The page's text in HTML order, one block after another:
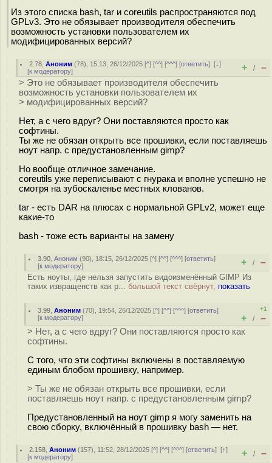
Из этого списка bash, tar и coreutils распространяются под
GPLv3. Это не обязывает производителя обеспечить
возможность установки пользователем их
модифицированных версий?
2.78 ,Аноним (78), 15:13, 26/12/2025 [^] [^^] [^^^] [ответить][↓]
[к модератору] + / –
> Это не обязывает производителя обеспечить
возможность установки пользователем их
> модифицированных версий?
Нет, а с чего вдруг? Они поставляются просто как
софтины.
Ты же не обязан открыть все прошивки, если поставляешь
ноут напр. с предустановленным gimp?
Но вообще отличное замечание.
coreutils уже переписывают с гнурака и вполне успешно не
смотря на зубоскаленье местных клованов.
tar - есть DAR на плюсах с нормальной GPLv2, может еще
какие-то
bash - тоже есть варианты на замену
3.90 ,Аноним (90), 18:15, 26/12/2025 [^] [^^] [^^^] [ответить]
[к модератору] + / –
Есть ноуты, где нельзя запустить видоизменённый GIMP Из
таких извращенств как р... большой текст свёрнут, показать
3.99 ,Аноним (70), 19:54, 26/12/2025 [^] [^^] [^^^] [ответить]
[к модератору]
+1
+ / –
> Нет, а с чего вдруг? Они поставляются просто как
софтины.
С того, что эти софтины включены в поставляемую
единым блобом прошивку, например.
> Ты же не обязан открыть все прошивки, если
поставляешь ноут напр. с предустановленным gimp?
Предустановленный на ноут gimp я могу заменить на
свою сборку, включённый в прошивку bash — нет.
2.158 ,Аноним (157), 11:52, 28/12/2025 [^] [^^] [^^^] [ответить][↑]
[к модератору] + / –